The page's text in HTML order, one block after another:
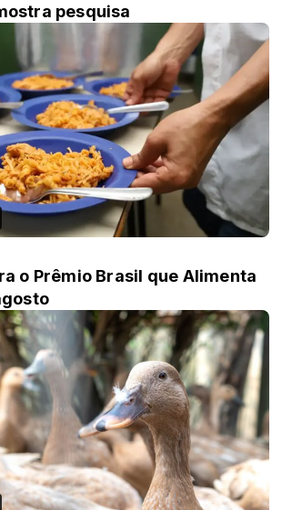
pesquisa
o Prêmio Brasil que Alimenta